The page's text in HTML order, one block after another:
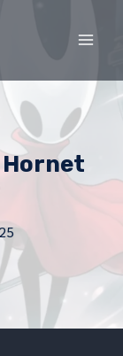
Hornet